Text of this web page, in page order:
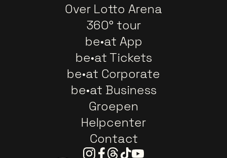
Over Lotto Arena
360° tour
be•at App
be•at Tickets
be•at Corporate
be•at Business
Groepen
Helpcenter
Contact
Instagram
Facebook
Threads
TiktokYoutube